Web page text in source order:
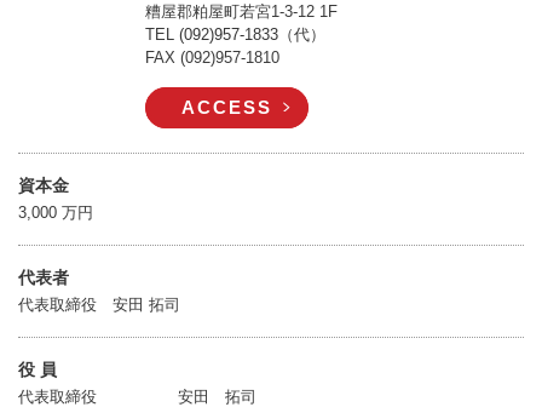
糟屋郡粕屋町若宮1-3-12 1F
TEL (092)957-1833（代）
FAX (092)957-1810
ACCESS
資本金
3,000 万円
代表者
代表取締役 安田 拓司
役 員
代表取締役
安田 拓司